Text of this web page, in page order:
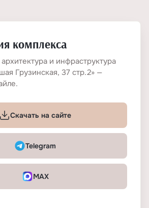
комплекса
и инфраструктура
Грузинская, 37 стр.2» —
Скачать на сайте
Telegram
MAX